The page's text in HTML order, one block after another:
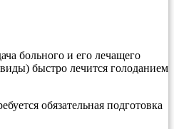
больного и его лечащего
быстро лечится голоданием
обязательная подготовка